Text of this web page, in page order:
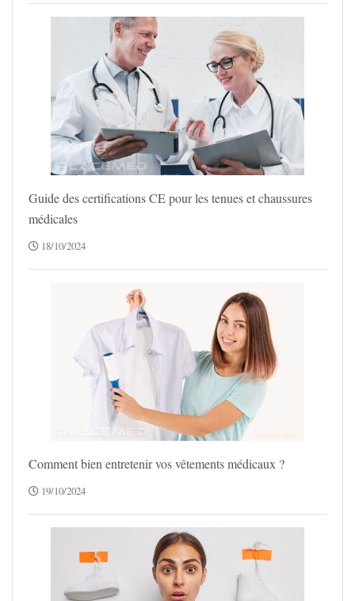
Guide des certifications CE pour les tenues et chaussures
médicales
18/10/2024
Comment bien entretenir vos vêtements médicaux ?
19/10/2024